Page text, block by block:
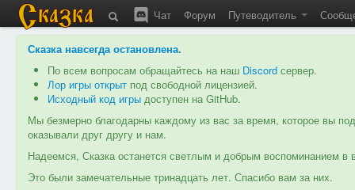
Чат Форум Путеводитель
Сказка навсегда остановлена.
По всем вопросам обращайтесь на наш Discord сервер.
Лор игры открыт под свободной лицензией.
Исходный код игры доступен на GitHub.
Мы безмерно благодарны каждому из вас за время, которое вы
оказывали друг другу и нам.
Надеемся, Сказка останется светлым и добрым воспоминанием
Это были замечательные тринадцать лет. Спасибо вам за них.